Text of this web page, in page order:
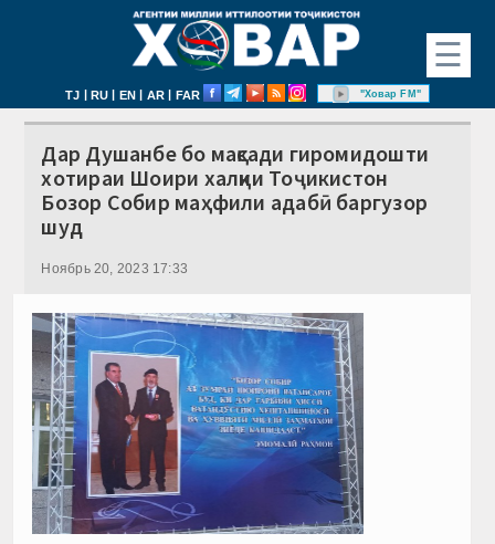
☰
TJ | RU | EN | AR | FAR "Ховар FM"
Дар Душанбе бо мақсади гиромидошти
хотираи Шоири халқии Тоҷикистон
Бозор Собир маҳфили адабӣ баргузор
шуд
Ноябрь 20, 2023 17:33